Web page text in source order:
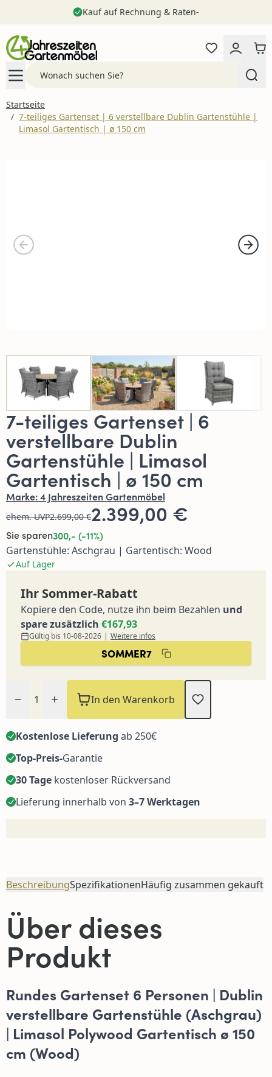
Kauf auf Rechnung & Raten-
Startseite
/ 7-teiliges Gartenset | 6 verstellbare Dublin Gartenstühle |
Limasol Gartentisch | ø 150 cm
7-teiliges Gartenset | 6
verstellbare Dublin
Gartenstühle | Limasol
Gartentisch | ø 150 cm
Marke:4 Jahreszeiten Gartenmöbel
ehem. UVP2.699,00 €2.399,00 €
Sie sparen300,- (-11%)
Gartenstühle: Aschgrau | Gartentisch: Wood
Auf Lager
SOMMER7
Ihr Sommer-Rabatt
Kopiere den Code, nutze ihn beim Bezahlen und
spare zusätzlich €167,93
Gültig bis 10-08-2026 | Weitere infos
In den Warenkorb
Kostenlose Lieferung ab 250€
Top-Preis-Garantie
30 Tage kostenloser Rückversand
Lieferung innerhalb von 3–7 Werktagen
BeschreibungSpezifikationenHäufig zusammen gekauft
Über dieses
Produkt
Rundes Gartenset 6 Personen | Dublin
verstellbare Gartenstühle (Aschgrau)
| Limasol Polywood Gartentisch ø 150
cm (Wood)